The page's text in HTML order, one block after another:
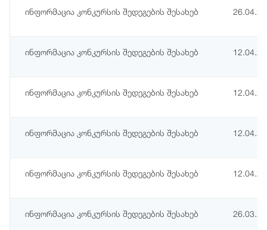
ინფორმაცია კონკურსის შედეგების შესახებ
ინფორმაცია კონკურსის შედეგების შესახებ
ინფორმაცია კონკურსის შედეგების შესახებ
ინფორმაცია კონკურსის შედეგების შესახებ
ინფორმაცია კონკურსის შედეგების შესახებ
ინფორმაცია კონკურსის შედეგების შესახებ